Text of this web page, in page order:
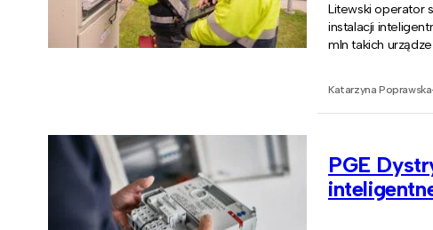
Litewski operator
instalacji
mln takich
Katarzyna
PGE